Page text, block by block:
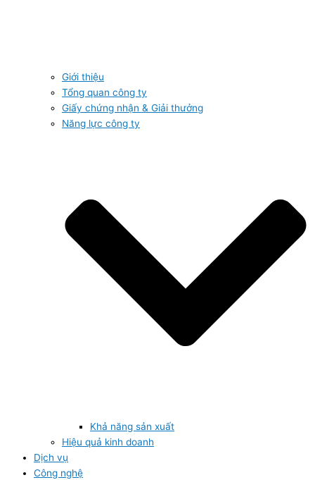
Giới thiệu
Tổng quan công ty
Giấy chứng nhận & Giải thưởng
Năng lực công ty
Khả năng sản xuất
Hiệu quả kinh doanh
Dịch vụ
Công nghệ